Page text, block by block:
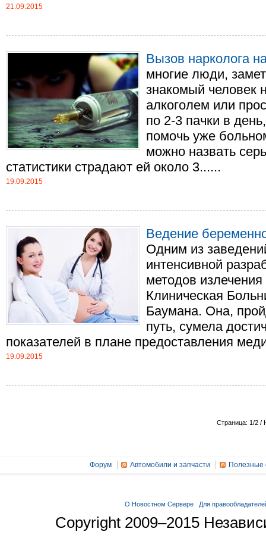
21.09.2015
Вызов нарколога
многие люди,
знакомый человек
алкоголем или
по 2-3 пачки в
помочь уже
можно назвать
статистики страдают ей около 3......
19.09.2015
Ведение
Одним из
интенсивной
методов
Клиническая
Баумана. Она,
путь, сумела
показателей в плане предоставления
19.09.2015
Страница: 1/2 /
Форум Автомобили и запчасти Полезные
О Новостном Сервере Для
Copyright 2009–2015